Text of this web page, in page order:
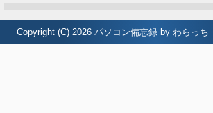
Copyright (C) 2026 パソコン備忘録 by わらっち